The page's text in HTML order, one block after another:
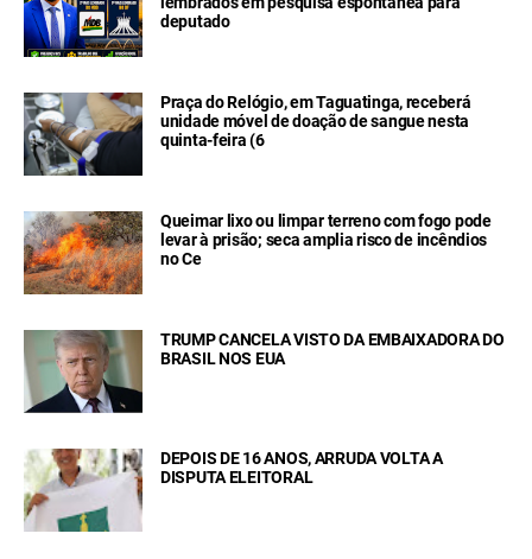
deputado
Praça do Relógio, em Taguatinga, receberá
unidade móvel de doação de sangue nesta
quinta-feira (6
Queimar lixo ou limpar terreno com fogo pode
levar à prisão; seca amplia risco de incêndios
no Ce
TRUMP CANCELA VISTO DA EMBAIXADORA DO
BRASIL NOS EUA
DEPOIS DE 16 ANOS, ARRUDA VOLTA A
DISPUTA ELEITORAL